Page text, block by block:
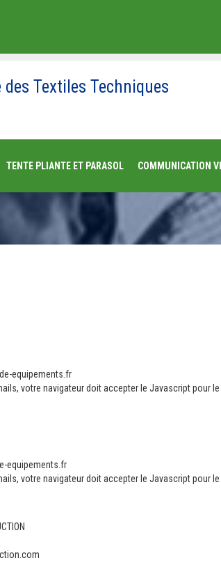
des Textiles Techniques
TENTE PLIANTE ET PARASOL COMMUNICATION
equipements.fr
votre navigateur doit accepter le Javascript pour le
equipements.fr
votre navigateur doit accepter le Javascript pour le